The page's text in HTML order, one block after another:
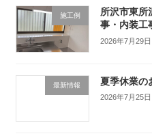
施工例
所沢市東所
事・内装工
2026年7月29日
最新情報 夏季休業の
2026年7月25日